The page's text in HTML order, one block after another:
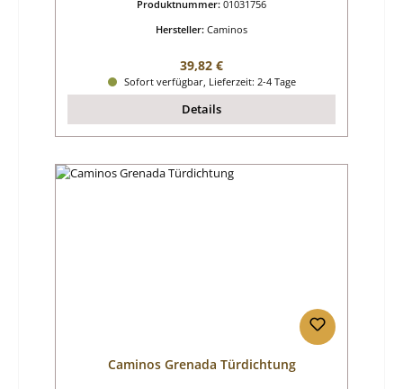
Produktnummer: 01031756
Hersteller: Caminos
Regulärer Preis:
39,82 €
Sofort verfügbar, Lieferzeit: 2-4 Tage
Details
Caminos Grenada Türdichtung